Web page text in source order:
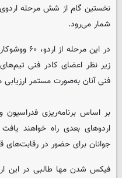
شمار می‌رود.
در این
زیر نظر اعضای کادر فنی
فنی آنان به‌صورت مستمر
بر اساس برنامه‌ریزی فدراسیون
اردوهای بعدی راه خواهند
جوانان برای حضور در
فیکس شدن مها طالبی در این